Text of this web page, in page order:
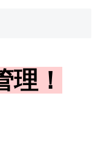
理！